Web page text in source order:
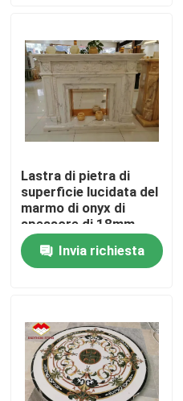
Visita alla fabbrica
Controllo della qualità
Contattaci
Notizie
Chiedi un preventivo
Lastre di pietra del granito
Lastra di pietra di
superficie lucidata del
marmo di onyx di
spessore di 18mm
Invia richiesta